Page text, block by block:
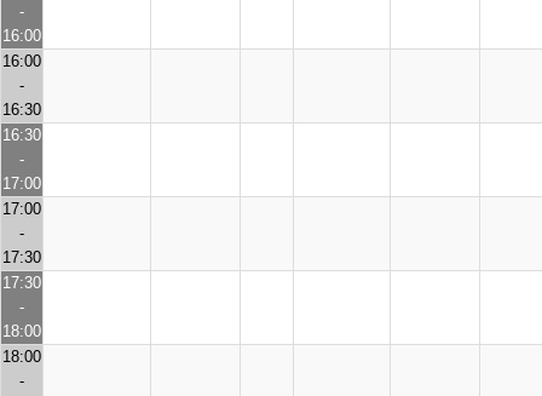
-
16:00
16:00
-
16:30
16:30
-
17:00
17:00
-
17:30
17:30
-
18:00
18:00
-